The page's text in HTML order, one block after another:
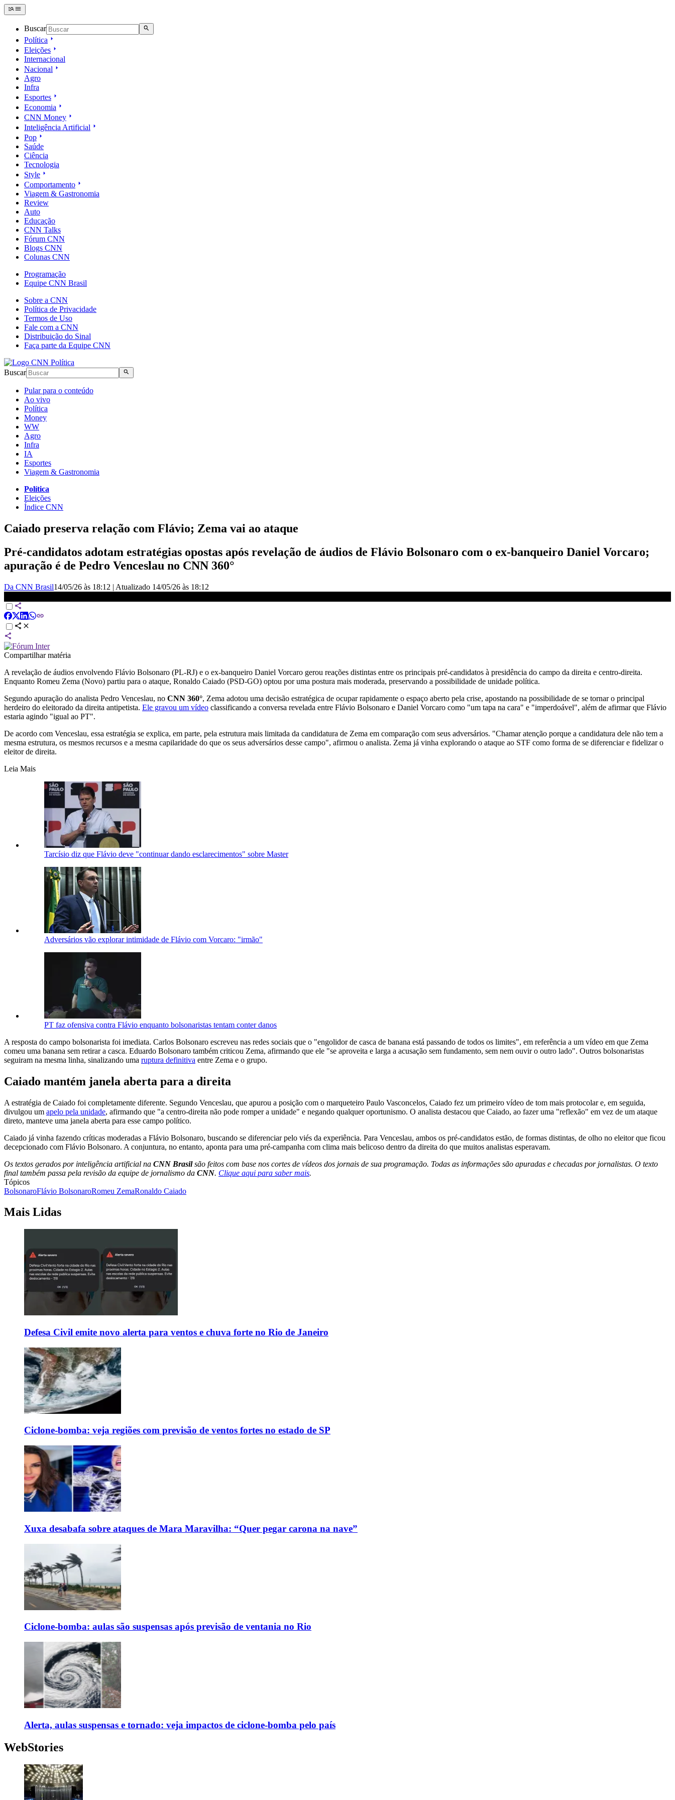
Buscar
Política
Eleições
Internacional
Nacional
Agro
Infra
Esportes
Economia
CNN Money
Inteligência Artificial
Pop
Saúde
Ciência
Tecnologia
Style
Comportamento
Viagem & Gastronomia
Review
Auto
Educação
CNN Talks
Fórum CNN
Blogs CNN
Colunas CNN
Programação
Equipe CNN Brasil
Sobre a CNN
Política de Privacidade
Termos de Uso
Fale com a CNN
Distribuição do Sinal
Faça parte da Equipe CNN
Buscar
Pular para o conteúdo
Ao vivo
Política
Money
WW
Agro
Infra
IA
Esportes
Viagem & Gastronomia
Política
Eleições
Índice CNN
Caiado preserva relação com Flávio; Zema vai ao ataque
Pré-candidatos adotam estratégias opostas após revelação de áudios de Flávio Bolsonaro com o ex-banqueiro Daniel Vorcaro;
apuração é de Pedro Venceslau no CNN 360°
Da CNN Brasil14/05/26 às 18:12 | Atualizado 14/05/26 às 18:12
Compartilhar matéria
A revelação de áudios envolvendo Flávio Bolsonaro (PL-RJ) e o ex-banqueiro Daniel Vorcaro gerou reações distintas entre os principais pré-candidatos à presidência do campo da direita e centro-direita.
Enquanto Romeu Zema (Novo) partiu para o ataque, Ronaldo Caiado (PSD-GO) optou por uma postura mais moderada, preservando a possibilidade de unidade política.
Segundo apuração do analista Pedro Venceslau, no CNN 360°, Zema adotou uma decisão estratégica de ocupar rapidamente o espaço aberto pela crise, apostando na possibilidade de se tornar o principal
herdeiro do eleitorado da direita antipetista. Ele gravou um vídeo classificando a conversa revelada entre Flávio Bolsonaro e Daniel Vorcaro como "um tapa na cara" e "imperdoável", além de afirmar que Flávio
estaria agindo "igual ao PT".
De acordo com Venceslau, essa estratégia se explica, em parte, pela estrutura mais limitada da candidatura de Zema em comparação com seus adversários. "Chamar atenção porque a candidatura dele não tem a
mesma estrutura, os mesmos recursos e a mesma capilaridade do que os seus adversários desse campo", afirmou o analista. Zema já vinha explorando o ataque ao STF como forma de se diferenciar e fidelizar o
eleitor de direita.
Leia Mais
Tarcísio diz que Flávio deve "continuar dando esclarecimentos" sobre Master
Adversários vão explorar intimidade de Flávio com Vorcaro: "irmão"
PT faz ofensiva contra Flávio enquanto bolsonaristas tentam conter danos
A resposta do campo bolsonarista foi imediata. Carlos Bolsonaro escreveu nas redes sociais que o "engolidor de casca de banana está passando de todos os limites", em referência a um vídeo em que Zema
comeu uma banana sem retirar a casca. Eduardo Bolsonaro também criticou Zema, afirmando que ele "se aproveita e larga a acusação sem fundamento, sem nem ouvir o outro lado". Outros bolsonaristas
seguiram na mesma linha, sinalizando uma ruptura definitiva entre Zema e o grupo.
Caiado mantém janela aberta para a direita
A estratégia de Caiado foi completamente diferente. Segundo Venceslau, que apurou a posição com o marqueteiro Paulo Vasconcelos, Caiado fez um primeiro vídeo de tom mais protocolar e, em seguida,
divulgou um apelo pela unidade, afirmando que "a centro-direita não pode romper a unidade" e negando qualquer oportunismo. O analista destacou que Caiado, ao fazer uma "reflexão" em vez de um ataque
direto, manteve uma janela aberta para esse campo político.
Caiado já vinha fazendo críticas moderadas a Flávio Bolsonaro, buscando se diferenciar pelo viés da experiência. Para Venceslau, ambos os pré-candidatos estão, de formas distintas, de olho no eleitor que ficou
decepcionado com Flávio Bolsonaro. A conjuntura, no entanto, aponta para uma pré-campanha com clima mais belicoso dentro da direita do que muitos analistas esperavam.
Os textos gerados por inteligência artificial na CNN Brasilsão feitos com base nos cortes de vídeos dos jornais de sua programação. Todas as informações são apuradas e checadas por jornalistas. O texto
final também passa pela revisão da equipe de jornalismo da CNN. Clique aqui para saber mais.
Tópicos
BolsonaroFlávio BolsonaroRomeu ZemaRonaldo Caiado
Mais Lidas
Defesa Civil emite novo alerta para ventos e chuva forte no Rio de Janeiro
Ciclone-bomba: veja regiões com previsão de ventos fortes no estado de SP
Xuxa desabafa sobre ataques de Mara Maravilha: “Quer pegar carona na nave”
Ciclone-bomba: aulas são suspensas após previsão de ventania no Rio
Alerta, aulas suspensas e tornado: veja impactos de ciclone-bomba pelo país
WebStories